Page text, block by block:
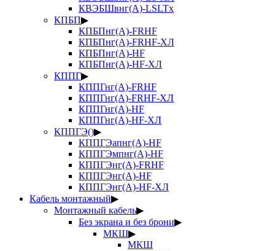
КВЭБШвнг(А)-LSLTx
КПБП▶
КПБПнг(А)-FRHF
КПБПнг(А)-FRHF-ХЛ
КПБПнг(А)-HF
КПБПнг(А)-HF-ХЛ
КППГ▶
КППГнг(А)-FRHF
КППГнг(А)-FRHF-ХЛ
КППГнг(А)-HF
КППГнг(А)-HF-ХЛ
КППГЭ()▶
КППГЭапнг(А)-HF
КППГЭмпнг(А)-HF
КППГЭнг(А)-FRHF
КППГЭнг(А)-HF
КППГЭнг(А)-HF-ХЛ
Кабель монтажный▶
Монтажный кабель▶
Без экрана и без брони▶
МКШ▶
МКШ